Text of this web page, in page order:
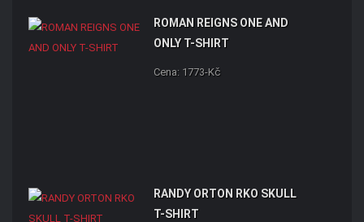
ROMAN REIGNS ONE AND
ONLY T-SHIRT
Cena: 1773-Kč
RANDY ORTON RKO SKULL
T-SHIRT